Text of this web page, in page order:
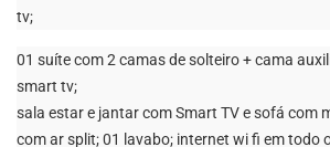
tv;
01 suíte com 2 camas de solteiro + cama
smart tv;
sala estar e jantar com Smart TV e sofá com
com ar split; 01 lavabo; internet wi fi em todo